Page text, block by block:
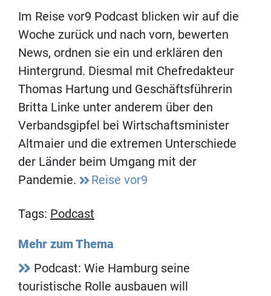
Im Reise vor9 Podcast blicken wir auf die
Woche zurück und nach vorn, bewerten
News, ordnen sie ein und erklären den
Hintergrund. Diesmal mit Chefredakteur
Thomas Hartung und Geschäftsführerin
Britta Linke unter anderem über den
Verbandsgipfel bei Wirtschaftsminister
Altmaier und die extremen Unterschiede
der Länder beim Umgang mit der
Pandemie.
Reise vor9
Tags: Podcast
Mehr zum Thema
Podcast: Wie Hamburg seine
touristische Rolle ausbauen will